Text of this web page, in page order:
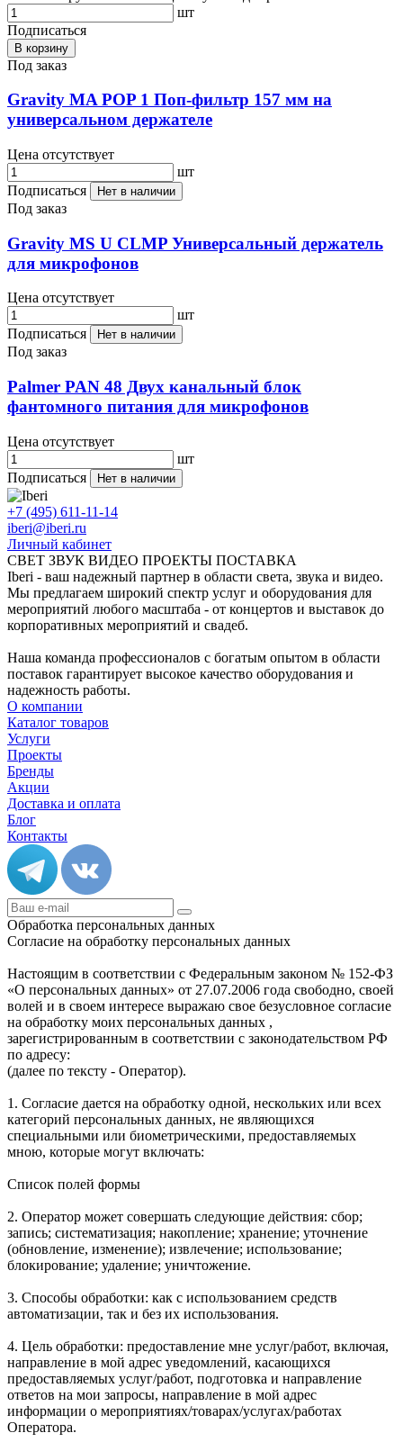
шт
Подписаться
В корзину
Под заказ
Gravity MA POP 1 Поп-фильтр 157 мм на
универсальном держателе
Цена отсутствует
шт
Подписаться
Нет в наличии
Под заказ
Gravity MS U CLMP Универсальный держатель
для микрофонов
Цена отсутствует
шт
Подписаться
Нет в наличии
Под заказ
Palmer PAN 48 Двух канальный блок
фантомного питания для микрофонов
Цена отсутствует
шт
Подписаться
Нет в наличии
+7 (495) 611-11-14
iberi@iberi.ru
Личный кабинет
СВЕТ ЗВУК ВИДЕО ПРОЕКТЫ ПОСТАВКА
Iberi - ваш надежный партнер в области света, звука и видео.
Мы предлагаем широкий спектр услуг и оборудования для
мероприятий любого масштаба - от концертов и выставок до
корпоративных мероприятий и свадеб.
Наша команда профессионалов с богатым опытом в области
поставок гарантирует высокое качество оборудования и
надежность работы.
О компании
Каталог товаров
Услуги
Проекты
Бренды
Акции
Доставка и оплата
Блог
Контакты
Обработка персональных данных
Согласие на обработку персональных данных
Настоящим в соответствии с Федеральным законом № 152-ФЗ
«О персональных данных» от 27.07.2006 года свободно, своей
волей и в своем интересе выражаю свое безусловное согласие
на обработку моих персональных данных ,
зарегистрированным в соответствии с законодательством РФ
по адресу:
(далее по тексту - Оператор).
1. Согласие дается на обработку одной, нескольких или всех
категорий персональных данных, не являющихся
специальными или биометрическими, предоставляемых
мною, которые могут включать:
Список полей формы
2. Оператор может совершать следующие действия: сбор;
запись; систематизация; накопление; хранение; уточнение
(обновление, изменение); извлечение; использование;
блокирование; удаление; уничтожение.
3. Способы обработки: как с использованием средств
автоматизации, так и без их использования.
4. Цель обработки: предоставление мне услуг/работ, включая,
направление в мой адрес уведомлений, касающихся
предоставляемых услуг/работ, подготовка и направление
ответов на мои запросы, направление в мой адрес
информации о мероприятиях/товарах/услугах/работах
Оператора.